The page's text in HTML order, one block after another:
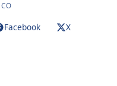
Facebook
X